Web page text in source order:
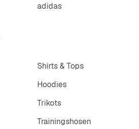
adidas
Shirts & Tops
Hoodies
Trikots
Trainingshosen